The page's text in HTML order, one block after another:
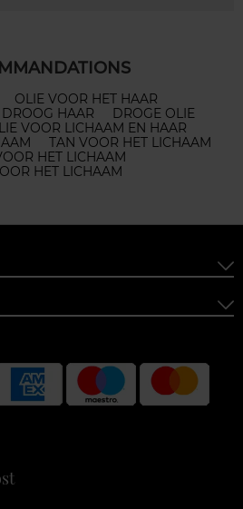
OLIE VOOR HET HAAR
HAAR
DROGE OLIE
VOOR LICHAAM EN HAAR
TAN VOOR HET LICHAAM
HET LICHAAM
HET LICHAAM